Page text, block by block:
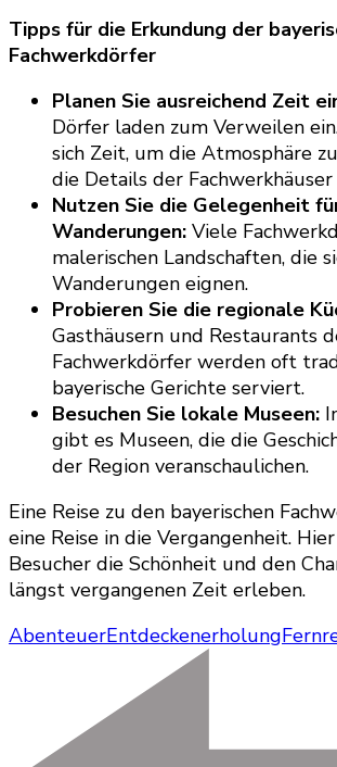
Tipps für die Erkundung der
Fachwerkdörfer
Planen Sie ausreichend Zeit
Dörfer laden zum Verweilen
sich Zeit, um die Atmosphäre
die Details der
Nutzen Sie die Gelegenheit
Wanderungen: Viele
malerischen Landschaften, die
Wanderungen eignen.
Probieren Sie die regionale
Gasthäusern und Restaurants
Fachwerkdörfer werden oft
bayerische Gerichte serviert.
Besuchen Sie lokale Museen:
gibt es Museen, die die
der Region veranschaulichen.
Eine Reise zu den bayerischen
eine Reise in die Vergangenheit.
Besucher die Schönheit und den
längst vergangenen Zeit erleben.
AbenteuerEntdeckenerholung